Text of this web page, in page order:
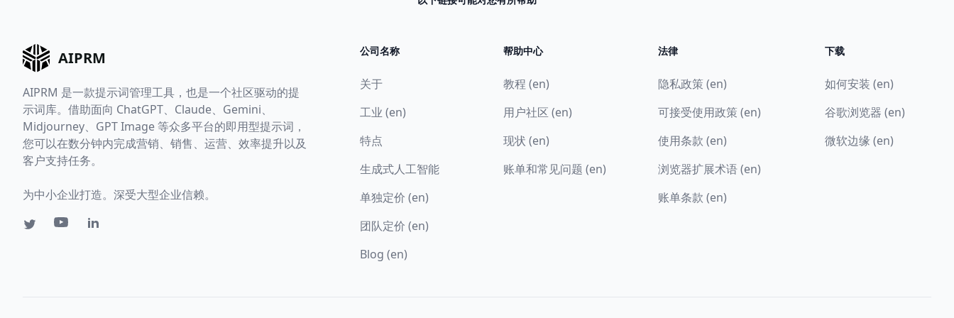
AIPRM
AIPRM 是一款提示词管理工具，也是一个社区驱动的提
示词库。借助面向 ChatGPT、Claude、Gemini、
Midjourney、GPT Image 等众多平台的即用型提示词，
您可以在数分钟内完成营销、销售、运营、效率提升以及
客户支持任务。
为中小企业打造。深受大型企业信赖。
公司名称
关于
工业 (en)
特点
生成式人工智能
单独定价 (en)
团队定价 (en)
Blog (en)
帮助中心
教程 (en)
用户社区 (en)
现状 (en)
账单和常见问题 (en)
法律
隐私政策 (en)
可接受使用政策 (en)
使用条款 (en)
浏览器扩展术语 (en)
账单条款 (en)
下载
如何安装 (en)
谷歌浏览器 (en)
微软边缘 (en)